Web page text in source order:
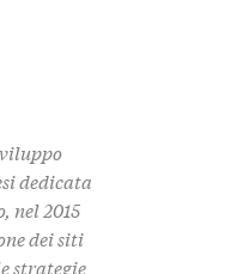
dedicata
nel 2015
dei siti
strategie